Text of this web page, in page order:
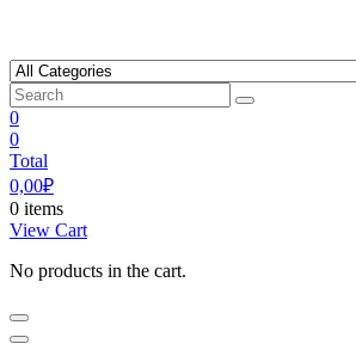
content
0
0
Total
0,00₽
0 items
View Cart
No products in the cart.